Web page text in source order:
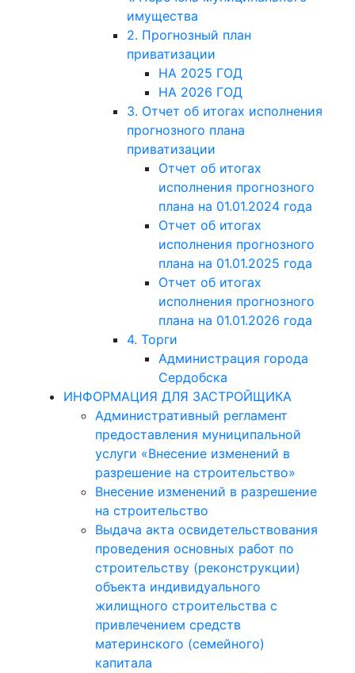
имущества
2. Прогнозный план
приватизации
НА 2025 ГОД
НА 2026 ГОД
3. Отчет об итогах исполнения
прогнозного плана
приватизации
Отчет об итогах
исполнения прогнозного
плана на 01.01.2024 года
Отчет об итогах
исполнения прогнозного
плана на 01.01.2025 года
Отчет об итогах
исполнения прогнозного
плана на 01.01.2026 года
4. Торги
Администрация города
Сердобска
ИНФОРМАЦИЯ ДЛЯ ЗАСТРОЙЩИКА
Административный регламент
предоставления муниципальной
услуги «Внесение изменений в
разрешение на строительство»
Внесение изменений в разрешение
на строительство
Выдача акта освидетельствования
проведения основных работ по
строительству (реконструкции)
объекта индивидуального
жилищного строительства с
привлечением средств
материнского (семейного)
капитала